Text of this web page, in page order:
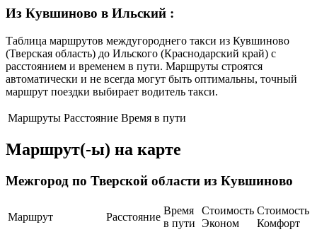
Из Кувшиново в Ильский :
Таблица маршрутов междугороднего такси из Кувшиново
(Тверская область) до Ильского (Краснодарский край) с
расстоянием и временем в пути. Маршруты строятся
автоматически и не всегда могут быть оптимальны, точный
маршрут поездки выбирает водитель такси.
Маршруты Расстояние Время в пути
Маршрут(-ы) на карте
Межгород по Тверской области из Кувшиново
Маршрут Расстояние
Время
в пути
Стоимость
Эконом
Стоимость
Комфорт